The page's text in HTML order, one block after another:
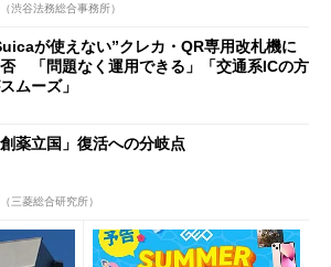
渋谷法務総合事務所）
が使えない”クレカ・QR専用改札機に
「問題なく運用できる」「交通系ICの方
ムーズ」
創薬立国」復活への分岐点
三菱総合研究所）